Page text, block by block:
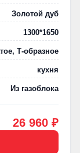
Золотой дуб
1300*1650
Т-образное
кухня
Из газоблока
26 960 ₽